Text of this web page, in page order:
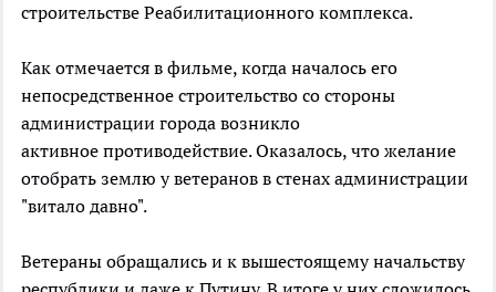
строительстве Реабилитационного комплекса.
Как отмечается в фильме, когда началось его
непосредственное строительство со стороны
администрации города возникло
активное противодействие. Оказалось, что желание
отобрать землю у ветеранов в стенах администрации
"витало давно".
Ветераны обращались и к вышестоящему начальству